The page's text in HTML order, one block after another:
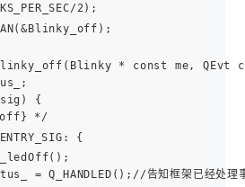
2);
* const me, QEvt
{
*/
{
告知框架已经处理事件